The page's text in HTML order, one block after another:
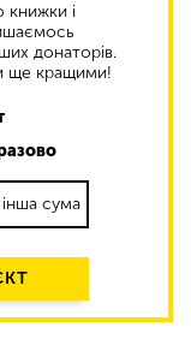
книжки і
донаторів.
ще кращими!
інша сума